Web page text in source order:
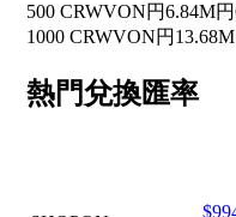
500 CRWVON円6.84M
1000 CRWVON円13.68M
熱門兌換匯率